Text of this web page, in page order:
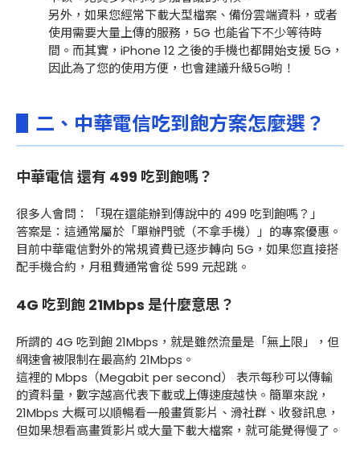
另外，如果您經常下載大型檔案、備份雲端資料，或者
使用需要大量上傳的服務，5G 也能省下不少等待時
間。而其實，iPhone 12 之後的手機也都開始支援 5G，
因此為了您的使用方便，也會建議升級5G喲！
▋二、 中華電信吃到飽方案怎麼選？
中華電信 還有 499 吃到飽嗎？
很多人會問：「現在還能辦到傳說中的 499 吃到飽嗎？」
答案是：這通常屬於「單辦門號（不拿手機）」的專案優惠。
目前中華電信對外的常規資費已逐步轉向 5G，如果您直接搭
配手機合約，月租費通常會從 599 元起跳。
4G 吃到飽 21Mbps 是什麼意思？
所謂的 4G 吃到飽 21Mbps，就是雖然流量是「無上限」，但
網速會被限制在最高約 21Mbps。
這裡的 Mbps（Megabit per second） 表示每秒可以傳輸
的資料量，數字越高代表下載或上傳速度越快。簡單來說，
21Mbps 大概可以順暢看一般畫質影片、滑社群、收發訊息，
但如果想看高畫質影片或大量下載大檔案，就可能覺得慢了。